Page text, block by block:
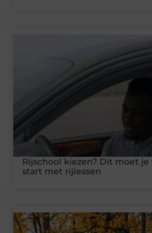
Rijschool kiezen? Dit moet
start met rijlessen